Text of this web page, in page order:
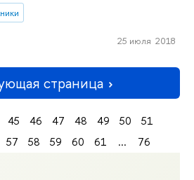
25 июля 2018
страница
45 46 47 48 49 50
51
57 58 59 60 61 ... 76